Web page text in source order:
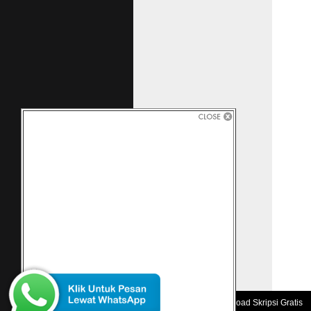
Download Skripsi Gratis